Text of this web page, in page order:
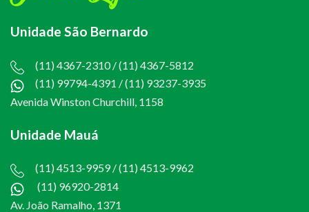
Unidade São Bernardo
(11) 4367-2310 / (11) 4367-5812
(11) 99794-4391 /(11) 93237-3935
Avenida Winston Churchill, 1158
Unidade Mauá
(11) 4513-9959 / (11) 4513-9962
(11) 96920-2814
Av. João Ramalho, 1371